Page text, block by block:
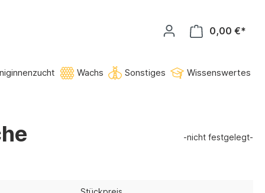
0,00 €*
Wachs Sonstiges Wissenswertes
-nicht festgelegt-